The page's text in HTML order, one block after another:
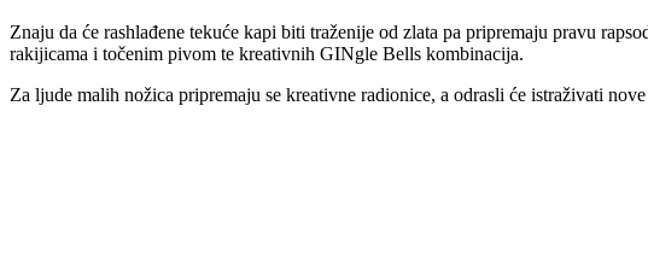
Znaju da će rashlađene tekuće kapi biti traženije od zlata pa pripremaju pravu
rakijicama i točenim pivom te kreativnih GINgle Bells kombinacija.
Za ljude malih nožica pripremaju se kreativne radionice, a odrasli će istraživati